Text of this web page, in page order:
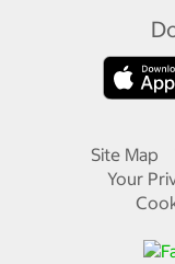
Site Map
Your